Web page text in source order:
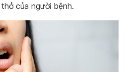
của người bệnh.